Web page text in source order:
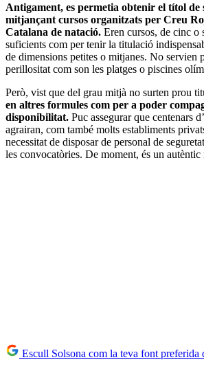
Antigament, es permetia obtenir el títol de
mitjançant cursos organitzats per Creu
Catalana de natació. Eren cursos, de cinc o
suficients com per tenir la titulació
de dimensions petites o mitjanes. No servien
perillositat com son les platges o piscines
Però, vist que del grau mitjà no surten prou
en altres formules com per a poder
disponibilitat. Puc assegurar que centenars
agrairan, com també molts establiments
necessitat de disposar de personal de
les convocatòries. De moment, és un autèntic
Escull Solsona com la teva font preferida